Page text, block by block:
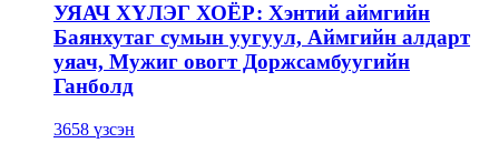
УЯАЧ ХҮЛЭГ ХОЁР: Хэнтий аймгийн
Баянхутаг сумын уугуул, Аймгийн алдарт
уяач, Мужиг овогт Доржсамбуугийн
Ганболд
3658 үзсэн